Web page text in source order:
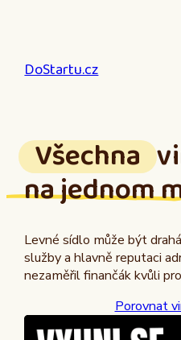
DoStartu.cz
Všechna
na jednom
Levné sídlo může být
služby a hlavně reputaci
nezaměřil finančák kvůli
Porovnat